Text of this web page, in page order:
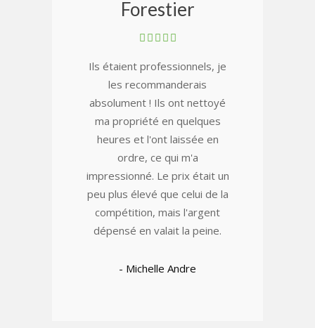
Forestier
Ils étaient professionnels, je
les recommanderais
absolument ! Ils ont nettoyé
ma propriété en quelques
heures et l'ont laissée en
ordre, ce qui m'a
impressionné. Le prix était un
peu plus élevé que celui de la
compétition, mais l'argent
dépensé en valait la peine.
- Michelle Andre